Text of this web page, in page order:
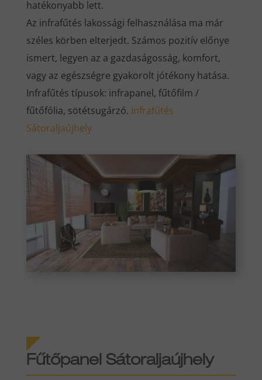
hatékonyabb lett.
Az infrafűtés lakossági felhasználása ma már
széles körben elterjedt. Számos pozitív előnye
ismert, legyen az a gazdaságosság, komfort,
vagy az egészségre gyakorolt jótékony hatása.
Infrafűtés típusok: infrapanel, fűtőfilm /
fűtőfólia, sötétsugárzó. Infrafűtés
Sátoraljaújhely
Fűtőpanel Sátoraljaújhely